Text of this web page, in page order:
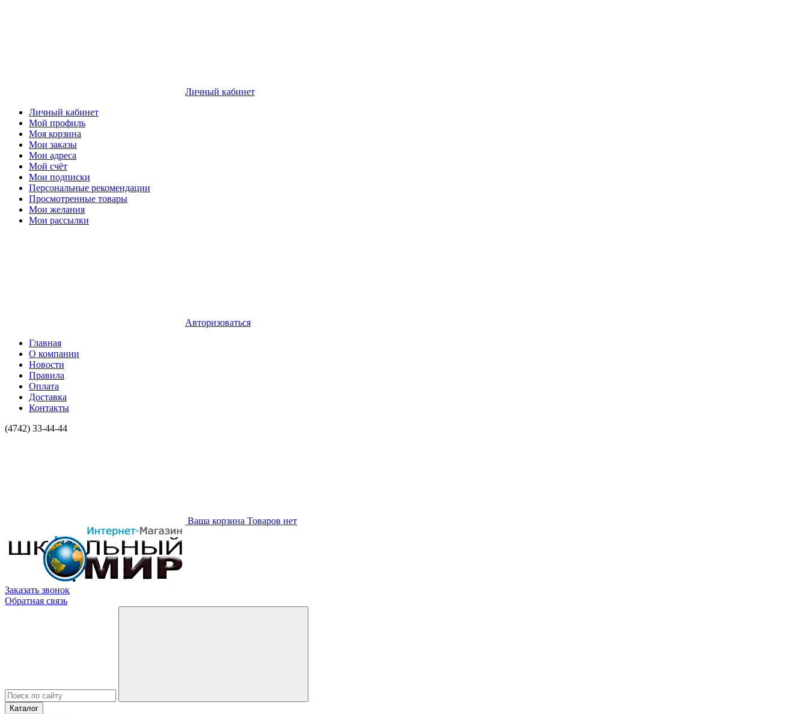
Личный кабинет
Личный кабинет
Мой профиль
Моя корзина
Мои заказы
Мои адреса
Мой счёт
Мои подписки
Персональные рекомендации
Просмотренные товары
Мои желания
Мои рассылки
Авторизоваться
Главная
О компании
Новости
Правила
Оплата
Доставка
Контакты
(4742) 33-44-44
Ваша корзина Товаров нет
Заказать звонок
Обратная связь
Каталог